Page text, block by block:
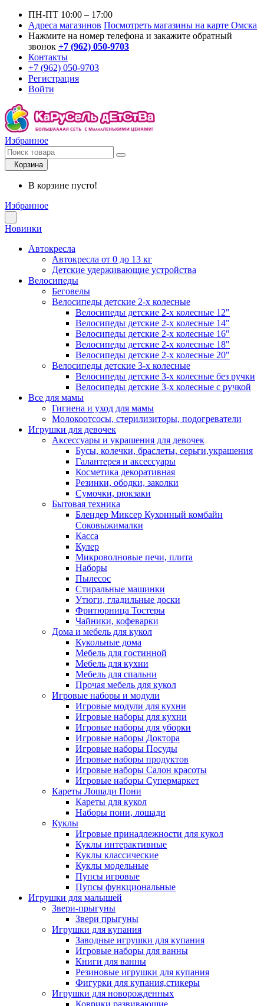
ПН-ПТ 10:00 – 17:00
Адреса магазинов Посмотреть магазины на карте Омска
Нажмите на номер телефона и закажите обратный
звонок +7 (962) 050-9703
Контакты
+7 (962) 050-9703
Регистрация
Войти
Избранное
Корзина
В корзине пусто!
Избранное
Новинки
Автокресла
Автокресла от 0 до 13 кг
Детские удерживающие устройства
Велосипеды
Беговелы
Велосипеды детские 2-х колесные
Велосипеды детские 2-х колесные 12"
Велосипеды детские 2-х колесные 14"
Велосипеды детские 2-х колесные 16"
Велосипеды детские 2-х колесные 18"
Велосипеды детские 2-х колесные 20"
Велосипеды детские 3-х колесные
Велосипеды детские 3-х колесные без ручки
Велосипеды детские 3-х колесные с ручкой
Все для мамы
Гигиена и уход для мамы
Молокоотсосы, стерилизиторы, подогреватели
Игрушки для девочек
Аксессуары и украшения для девочек
Бусы, колечки, браслеты, серьги,украшения
Галантерея и аксессуары
Косметика декоративная
Резинки, ободки, заколки
Сумочки, рюкзаки
Бытовая техника
Блендер Миксер Кухонный комбайн
Соковыжималки
Касса
Кулер
Микроволновые печи, плита
Наборы
Пылесос
Стиральные машинки
Утюги, гладильные доски
Фритюрница Тостеры
Чайники, кофеварки
Дома и мебель для кукол
Кукольные дома
Мебель для гостинной
Мебель для кухни
Мебель для спальни
Прочая мебель для кукол
Игровые наборы и модули
Игровые модули для кухни
Игровые наборы для кухни
Игровые наборы для уборки
Игровые наборы Доктора
Игровые наборы Посуды
Игровые наборы продуктов
Игровые наборы Салон красоты
Игровые наборы Супермаркет
Кареты Лошади Пони
Кареты для кукол
Наборы пони, лошади
Куклы
Игровые принадлежности для кукол
Куклы интерактивные
Куклы классические
Куклы модельные
Пупсы игровые
Пупсы функциональные
Игрушки для малышей
Звери-прыгуны
Звери прыгуны
Игрушки для купания
Заводные игрушки для купания
Игровые наборы для ванны
Книги для ванны
Резиновые игрушки для купания
Фигурки для купания,стикеры
Игрушки для новорожденных
Коврики развивающие